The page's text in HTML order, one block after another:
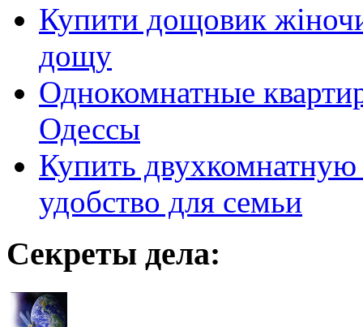
Купити дощовик
дощу
Однокомнатные
Одессы
Купить
удобство для семьи
Секреты дела: